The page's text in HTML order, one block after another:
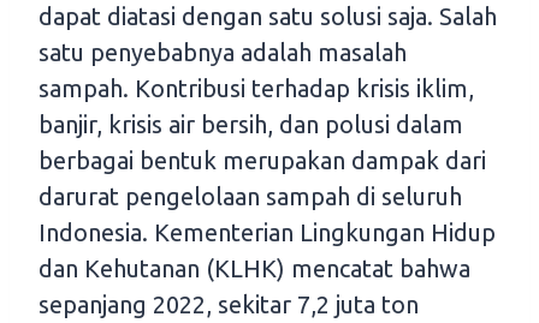
dapat diatasi dengan satu solusi saja. Salah
satu penyebabnya adalah masalah
sampah. Kontribusi terhadap krisis iklim,
banjir, krisis air bersih, dan polusi dalam
berbagai bentuk merupakan dampak dari
darurat pengelolaan sampah di seluruh
Indonesia. Kementerian Lingkungan Hidup
dan Kehutanan (KLHK) mencatat bahwa
sepanjang 2022, sekitar 7,2 juta ton